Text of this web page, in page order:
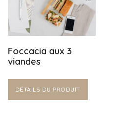
Foccacia aux 3
viandes
DÉTAILS DU PRODUIT